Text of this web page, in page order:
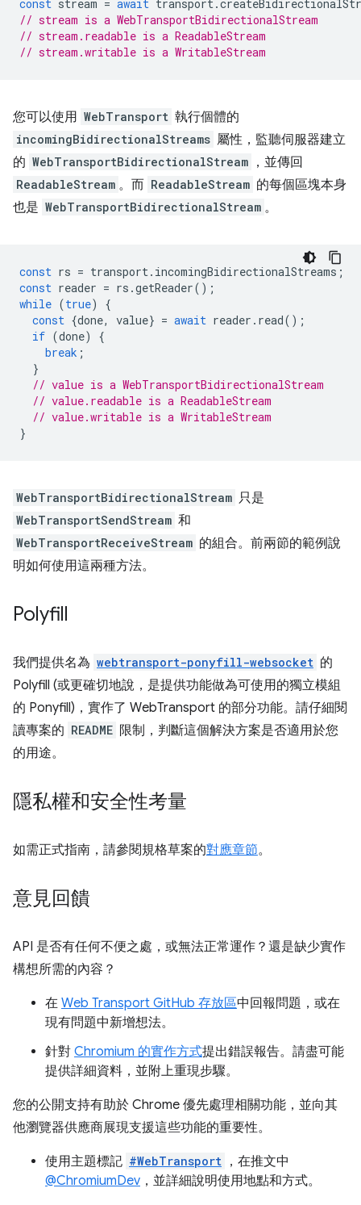
const stream = await transport.
// stream is a WebTransportBidirectionalStream
// stream.readable is a ReadableStream
// stream.writable is a WritableStream
您可以使用 WebTransport 執行個體的
incomingBidirectionalStreams 屬性，監聽伺服器建立
的 WebTransportBidirectionalStream ，並傳回
ReadableStream 。而 ReadableStream 的每個區塊本身
也是 WebTransportBidirectionalStream 。
const rs = transport. incomingBidirectionalStreams ;
const reader = rs .getReader();
while (true)
{
const {done, value} = await reader . read();
if (done)
{
break ;
}
// value is a WebTransportBidirectionalStream
// value.readable is a ReadableStream
// value.writable is a WritableStream
}
WebTransportBidirectionalStream 只是
WebTransportSendStream 和
WebTransportReceiveStream 的組合。前兩節的範例說
明如何使用這兩種方法。
Polyfill
我們提供名為 webtransport-ponyfill-websocket 的
Polyfill (或更確切地說，是提供功能做為可使用的獨立模組
的 Ponyfill)，實作了 WebTransport 的部分功能。請仔細閱
讀專案的 README 限制，判斷這個解決方案是否適用於您
的用途。
隱私權和安全性考量
如需正式指南，請參閱規格草案的對應章節。
意見回饋
API 是否有任何不便之處，或無法正常運作？還是缺少實作
構想所需的內容？
在 Web Transport GitHub 存放區中回報問題，或在
現有問題中新增想法。
針對 Chromium 的實作方式提出錯誤報告。請盡可能
提供詳細資料，並附上重現步驟。
您的公開支持有助於 Chrome 優先處理相關功能，並向其
他瀏覽器供應商展現支援這些功能的重要性。
使用主題標記 #WebTransport ，在推文中
@ChromiumDev ，並詳細說明使用地點和方式。